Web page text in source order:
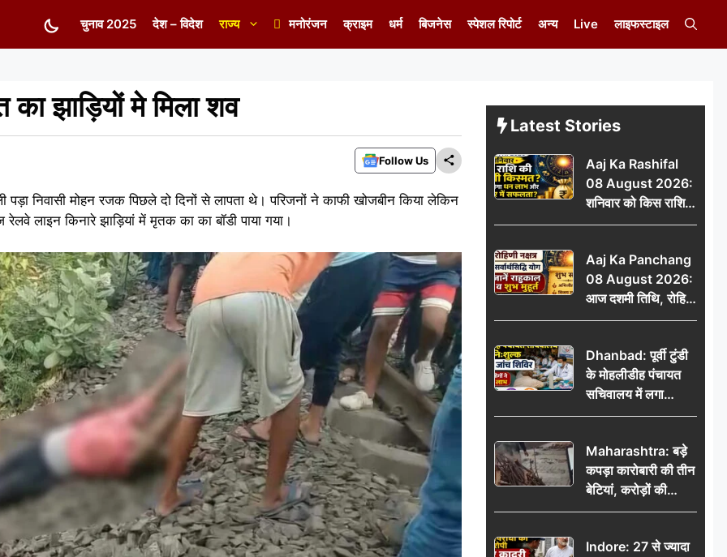
चुनाव 2025 देश – विदेश राज्य मनोरंजन क्राइम धर्म बिजनेस स्पेशल रिपोर्ट अन्य Live लाइफस्टाइल
का झाड़ियों मे मिला शव
Follow Us
पड़ा निवासी मोहन रजक पिछले दो दिनों से लापता थे। परिजनों ने काफी खोजबीन किया लेकिन
लाइन किनारे झाड़ियां में मृतक का का बॉडी पाया गया।
Latest Stories
Aaj Ka Rashifal
08 August 2026:
शनिवार को किस राशि
की चमकेगी किस्मत,
और करियर में सफलता?
Aaj Ka Panchang
08 August 2026:
आज दशमी तिथि, रोहिणी
नक्षत्र और सर्वार्थसिद्धि
शुभ मुहूर्त
Dhanbad: पूर्वी टुंडी
के मोहलीडीह पंचायत
सचिवालय में लगा
निःशुल्क स्वास्थ्य जांच
उठाया लाभ
Maharashtra: बड़े
कपड़ा कारोबारी की तीन
बेटियां, करोड़ों की
कमाई… फिर भी पिता
अंतिम दिन, 5100 रुपये
Indore: 27 से ज्यादा